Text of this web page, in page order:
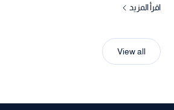
اقرأ المزيد
View all